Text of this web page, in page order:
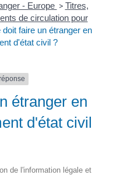
- Europe > Titres,
de circulation pour
doit faire un étranger en
d'état civil ?
étranger en
d'état civil
de l'information légale et